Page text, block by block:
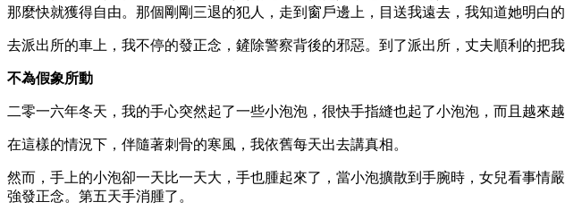
那麼快就獲得自由。那個剛剛三退的犯人，走到窗戶邊上，目送我遠去，我知道她明白
去派出所的車上，我不停的發正念，鏟除警察背後的邪惡。到了派出所，丈夫順利的把
不為假象所動
二零一六年冬天，我的手心突然起了一些小泡泡，很快手指縫也起了小泡泡，而且越來
在這樣的情況下，伴隨著刺骨的寒風，我依舊每天出去講真相。
然而，手上的小泡卻一天比一天大，手也腫起來了，當小泡擴散到手腕時，女兒看事
強發正念。第五天手消腫了。